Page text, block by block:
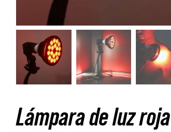
Mi cuenta
Lámpara de luz roja